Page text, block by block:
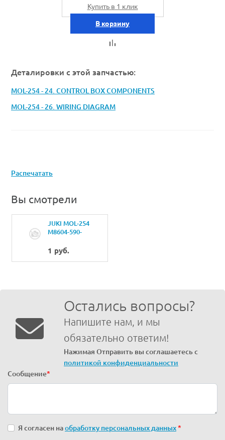
Купить в 1 клик
В корзину
Деталировки с этой запчастью:
MOL-254 - 24. CONTROL BOX COMPONENTS
MOL-254 - 26. WIRING DIAGRAM
Распечатать
Вы смотрели
JUKI MOL-254
M8604-590-
CIRCUIT BOARD A
1 руб.
Остались вопросы?
Напишите нам, и мы
обязательно ответим!
Нажимая Отправить вы соглашаетесь с
политикой конфиденциальности
Сообщение*
Я согласен наобработку персональных данных*